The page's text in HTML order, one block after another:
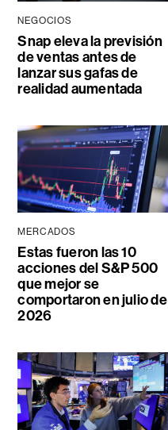
NEGOCIOS
Snap eleva la previsión
de ventas antes de
lanzar sus gafas de
realidad aumentada
MERCADOS
Estas fueron las 10
acciones del S&P 500
que mejor se
comportaron en julio de
2026